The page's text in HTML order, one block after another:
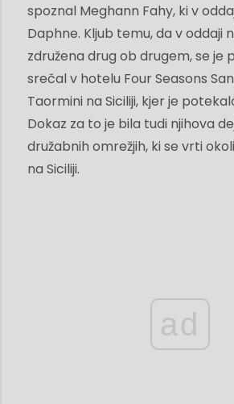
spoznal Meghann Fahy, ki v
Daphne. Kljub temu, da v oddaji
združena drug ob drugem, se je
srečal v hotelu Four Seasons
Taormini na Siciliji, kjer je
Dokaz za to je bila tudi njihova
družabnih omrežjih, ki se vrti
na Siciliji.
ad